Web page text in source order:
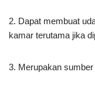
2. Dapat membuat
kamar terutama jika
3. Merupakan